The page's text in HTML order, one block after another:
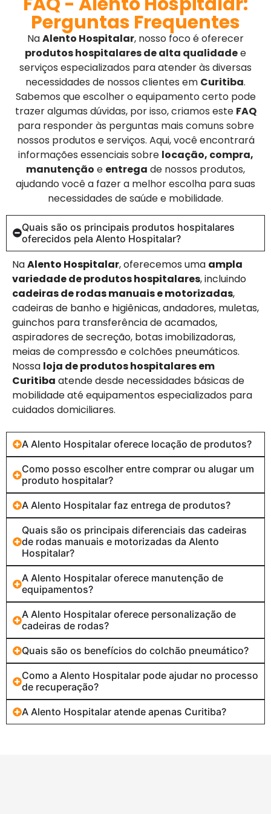
Perguntas Frequentes
NaAlento Hospitalar, nosso foco é oferecer
produtos hospitalares de alta qualidadee
serviços especializados para atender às diversas
necessidades de nossos clientes em Curitiba.
Sabemos que escolher o equipamento certo pode
trazer algumas dúvidas, por isso, criamos este FAQ
para responder às perguntas mais comuns sobre
nossos produtos e serviços. Aqui, você encontrará
informações essenciais sobre locação, compra,
manutenção e entrega de nossos produtos,
ajudando você a fazer a melhor escolha para suas
necessidades de saúde e mobilidade.
Quais são os principais produtos hospitalares
oferecidos pela Alento Hospitalar?
NaAlento Hospitalar, oferecemos uma ampla
variedade de produtos hospitalares, incluindo
cadeiras de rodas manuais e motorizadas,
cadeiras de banho e higiênicas, andadores, muletas,
guinchos para transferência de acamados,
aspiradores de secreção, botas imobilizadoras,
meias de compressão e colchões pneumáticos.
Nossa loja de produtos hospitalares em
Curitiba atende desde necessidades básicas de
mobilidade até equipamentos especializados para
cuidados domiciliares.
A Alento Hospitalar oferece locação de produtos?
Como posso escolher entre comprar ou alugar um
produto hospitalar?
A Alento Hospitalar faz entrega de produtos?
Quais são os principais diferenciais das cadeiras
de rodas manuais e motorizadas da Alento
Hospitalar?
A Alento Hospitalar oferece manutenção de
equipamentos?
A Alento Hospitalar oferece personalização de
cadeiras de rodas?
Quais são os benefícios do colchão pneumático?
Como a Alento Hospitalar pode ajudar no processo
de recuperação?
A Alento Hospitalar atende apenas Curitiba?